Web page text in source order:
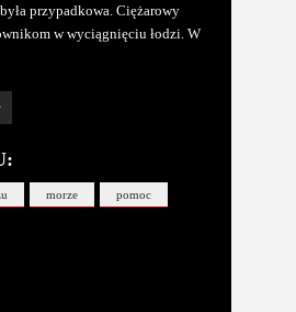
przypadkowa. Ciężarowy
w wyciągnięciu łodzi. W
morze pomoc